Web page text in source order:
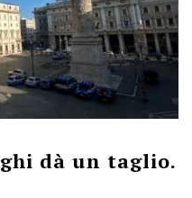
dà un taglio.